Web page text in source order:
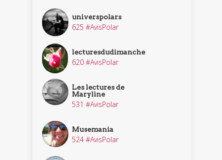
universpolars
625 #AvisPolar
lecturesdudimanche
620 #AvisPolar
Les lectures de
Maryline
531 #AvisPolar
Musemania
524 #AvisPolar